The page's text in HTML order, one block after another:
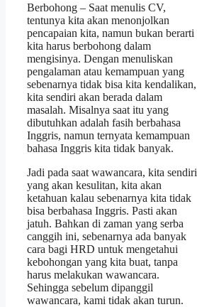
Berbohong – Saat menulis CV,
tentunya kita akan menonjolkan
pencapaian kita, namun bukan berarti
kita harus berbohong dalam
mengisinya. Dengan menuliskan
pengalaman atau kemampuan yang
sebenarnya tidak bisa kita kendalikan,
kita sendiri akan berada dalam
masalah. Misalnya saat itu yang
dibutuhkan adalah fasih berbahasa
Inggris, namun ternyata kemampuan
bahasa Inggris kita tidak banyak.
Jadi pada saat wawancara, kita sendiri
yang akan kesulitan, kita akan
ketahuan kalau sebenarnya kita tidak
bisa berbahasa Inggris. Pasti akan
jatuh. Bahkan di zaman yang serba
canggih ini, sebenarnya ada banyak
cara bagi HRD untuk mengetahui
kebohongan yang kita buat, tanpa
harus melakukan wawancara.
Sehingga sebelum dipanggil
wawancara, kami tidak akan turun.